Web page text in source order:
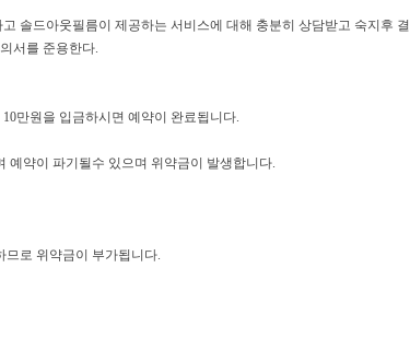
솔드아웃필름이 제공하는 서비스에 대해 충분히 상담받고 숙지후
서를 준용한다.
만원을 입금하시면 예약이 완료됩니다.
예약이 파기될수 있으며 위약금이 발생합니다.
므로 위약금이 부가됩니다.